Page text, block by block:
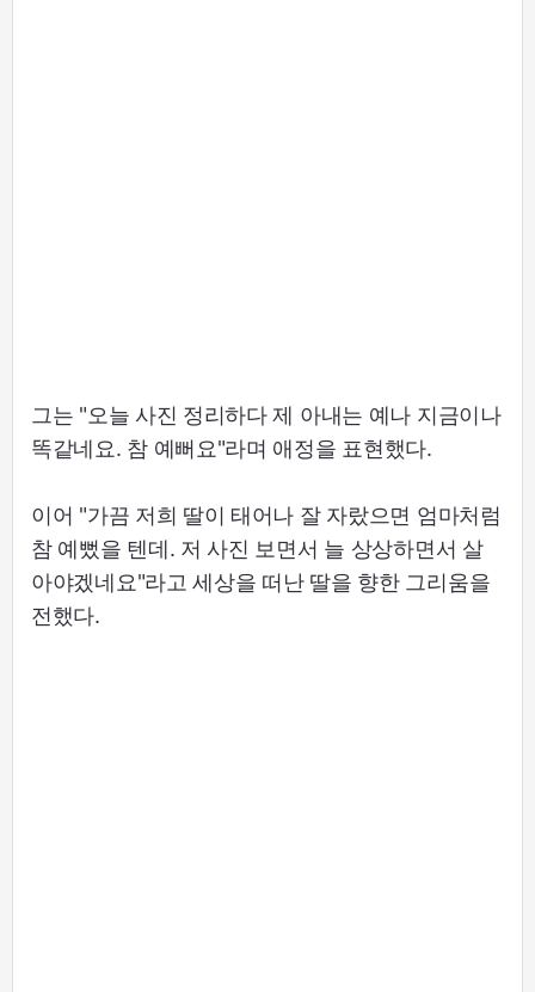
그는 "오늘 사진 정리하다 제 아내는 예나 지금이나
똑같네요. 참 예뻐요"라며 애정을 표현했다.
이어 "가끔 저희 딸이 태어나 잘 자랐으면 엄마처럼
참 예뻤을 텐데. 저 사진 보면서 늘 상상하면서 살
아야겠네요"라고 세상을 떠난 딸을 향한 그리움을
전했다.